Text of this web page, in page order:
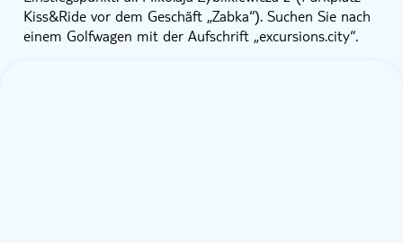
Kiss&Ride vor dem Geschäft „Zabka“). Suchen Sie nach
einem Golfwagen mit der Aufschrift „excursions.city“.